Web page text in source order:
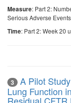
Measure: Part 2:
Serious Adverse
Time: Part 2: Week 20
3
A Pilot
Lung Function